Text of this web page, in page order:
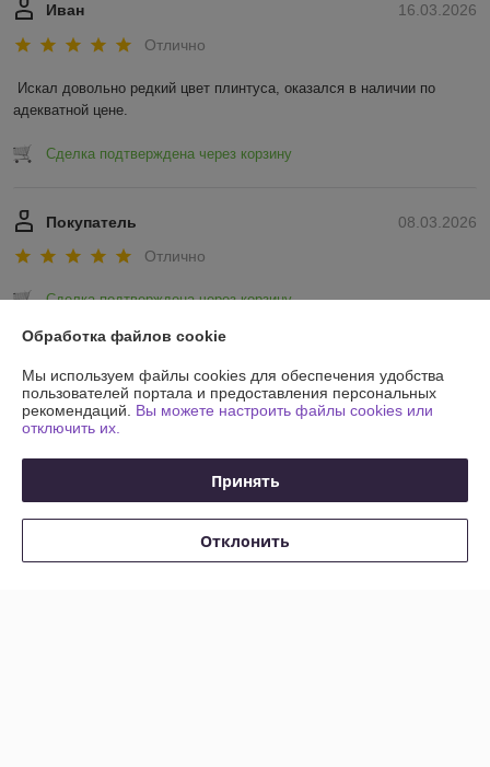
16.03.2026
Иван
Отлично
Искал довольно редкий цвет плинтуса, оказался в наличии по
адекватной цене.
Сделка подтверждена через корзину
08.03.2026
Покупатель
Отлично
Сделка подтверждена через корзину
О нас
Обработка файлов cookie
Мы используем файлы cookies для обеспечения удобства
пользователей портала и предоставления персональных
рекомендаций. Вы можете настроить файлы cookies или
отключить их.
Принять
Отклонить